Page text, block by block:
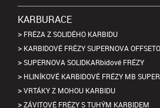
KARBURACE
FRÉZA Z SOLIDÉHO KARBIDU
KARBIDOVÉ FRÉZY SUPERNOVA
SUPERNOVA SOLIDKARbidové FRÉZY
HLINÍKOVÉ KARBIDOVÉ FRÉZY MB
VRTÁKY Z MOHOU KARBIDU
ZÁVITOVÉ FRÉZY S TUHÝM KARBIDEM